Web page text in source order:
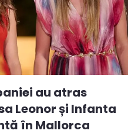
au atras
Leonor și Infanta
în Mallorca